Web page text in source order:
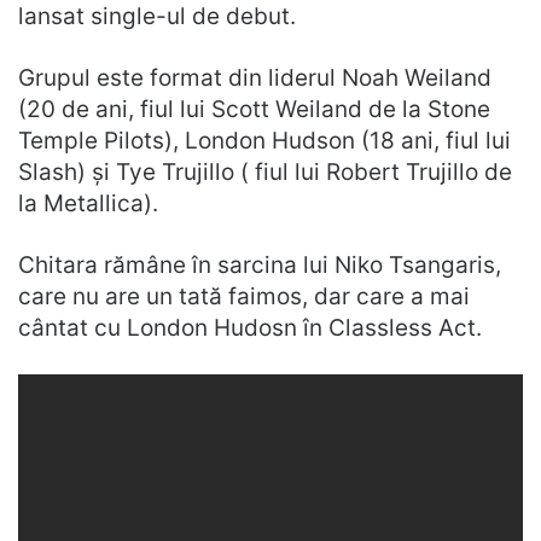
lansat single-ul de debut.
Grupul este format din liderul Noah Weiland
(20 de ani, fiul lui Scott Weiland de la Stone
Temple Pilots), London Hudson (18 ani, fiul lui
Slash) și Tye Trujillo ( fiul lui Robert Trujillo de
la Metallica).
Chitara rămâne în sarcina lui Niko Tsangaris,
care nu are un tată faimos, dar care a mai
cântat cu London Hudosn în Classless Act.